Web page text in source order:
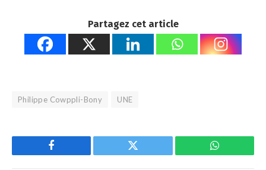
Partagez cet article
Philippe Cowppli-Bony UNE
Facebook Twitter WhatsApp